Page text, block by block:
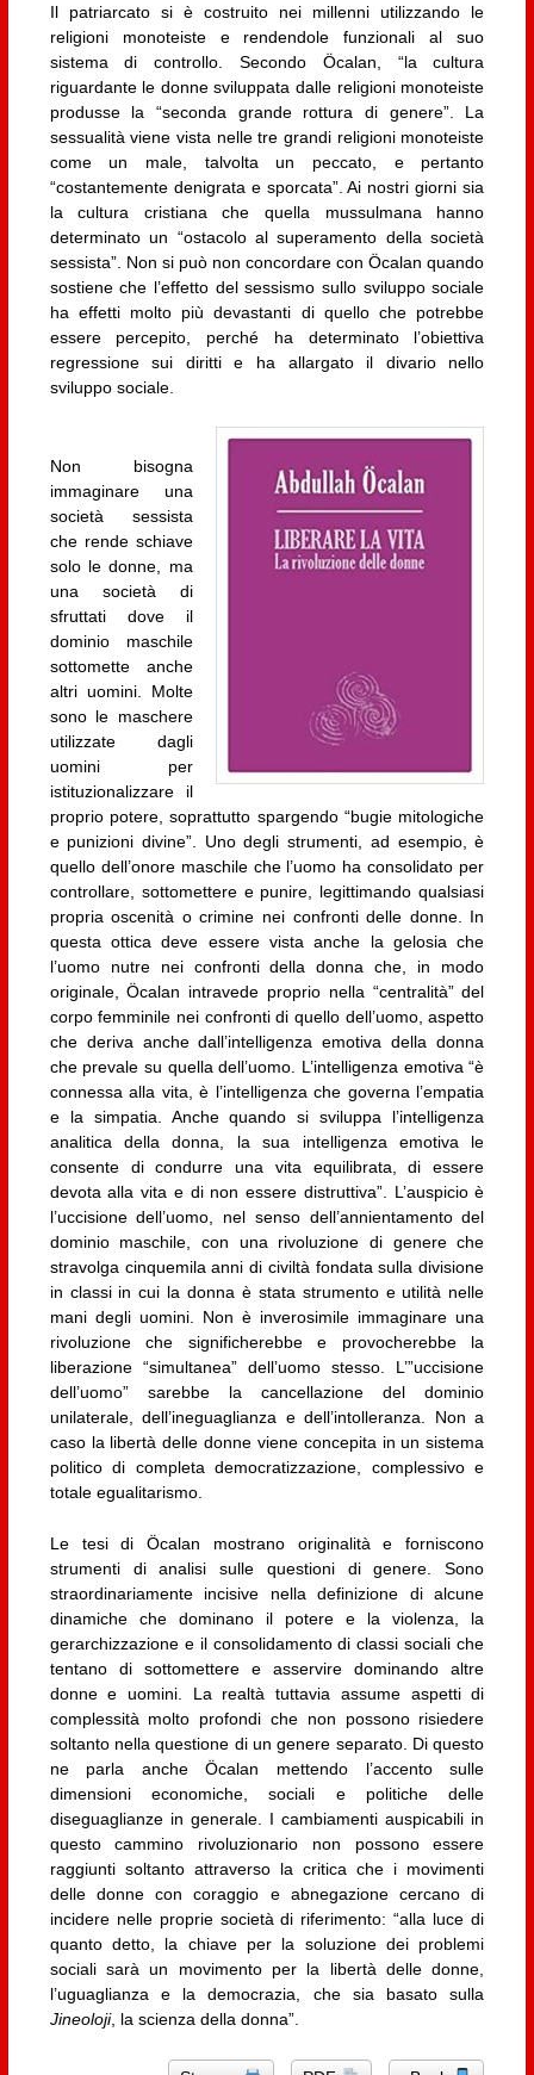
Il patriarcato si è costruito nei millenni utilizzando le
religioni monoteiste e rendendole funzionali al suo
sistema di controllo. Secondo Öcalan, “la cultura
riguardante le donne sviluppata dalle religioni monoteiste
produsse la “seconda grande rottura di genere”. La
sessualità viene vista nelle tre grandi religioni monoteiste
come un male, talvolta un peccato, e pertanto
“costantemente denigrata e sporcata”. Ai nostri giorni sia
la cultura cristiana che quella mussulmana hanno
determinato un “ostacolo al superamento della società
sessista”. Non si può non concordare con Öcalan quando
sostiene che l’effetto del sessismo sullo sviluppo sociale
ha effetti molto più devastanti di quello che potrebbe
essere percepito, perché ha determinato l’obiettiva
regressione sui diritti e ha allargato il divario nello
sviluppo sociale.
Non bisogna
immaginare una
società sessista
che rende schiave
solo le donne, ma
una società di
sfruttati dove il
dominio maschile
sottomette anche
altri uomini. Molte
sono le maschere
utilizzate dagli
uomini per
istituzionalizzare il
proprio potere, soprattutto spargendo “bugie mitologiche
e punizioni divine”. Uno degli strumenti, ad esempio, è
quello dell’onore maschile che l’uomo ha consolidato per
controllare, sottomettere e punire, legittimando qualsiasi
propria oscenità o crimine nei confronti delle donne. In
questa ottica deve essere vista anche la gelosia che
l’uomo nutre nei confronti della donna che, in modo
originale, Öcalan intravede proprio nella “centralità” del
corpo femminile nei confronti di quello dell’uomo, aspetto
che deriva anche dall’intelligenza emotiva della donna
che prevale su quella dell’uomo. L’intelligenza emotiva “è
connessa alla vita, è l’intelligenza che governa l’empatia
e la simpatia. Anche quando si sviluppa l’intelligenza
analitica della donna, la sua intelligenza emotiva le
consente di condurre una vita equilibrata, di essere
devota alla vita e di non essere distruttiva”. L’auspicio è
l’uccisione dell’uomo, nel senso dell’annientamento del
dominio maschile, con una rivoluzione di genere che
stravolga cinquemila anni di civiltà fondata sulla divisione
in classi in cui la donna è stata strumento e utilità nelle
mani degli uomini. Non è inverosimile immaginare una
rivoluzione che significherebbe e provocherebbe la
liberazione “simultanea” dell’uomo stesso. L’”uccisione
dell’uomo” sarebbe la cancellazione del dominio
unilaterale, dell’ineguaglianza e dell’intolleranza. Non a
caso la libertà delle donne viene concepita in un sistema
politico di completa democratizzazione, complessivo e
totale egualitarismo.
Le tesi di Öcalan mostrano originalità e forniscono
strumenti di analisi sulle questioni di genere. Sono
straordinariamente incisive nella definizione di alcune
dinamiche che dominano il potere e la violenza, la
gerarchizzazione e il consolidamento di classi sociali che
tentano di sottomettere e asservire dominando altre
donne e uomini. La realtà tuttavia assume aspetti di
complessità molto profondi che non possono risiedere
soltanto nella questione di un genere separato. Di questo
ne parla anche Öcalan mettendo l’accento sulle
dimensioni economiche, sociali e politiche delle
diseguaglianze in generale. I cambiamenti auspicabili in
questo cammino rivoluzionario non possono essere
raggiunti soltanto attraverso la critica che i movimenti
delle donne con coraggio e abnegazione cercano di
incidere nelle proprie società di riferimento: “alla luce di
quanto detto, la chiave per la soluzione dei problemi
sociali sarà un movimento per la libertà delle donne,
l’uguaglianza e la democrazia, che sia basato sulla
Jineoloji, la scienza della donna”.